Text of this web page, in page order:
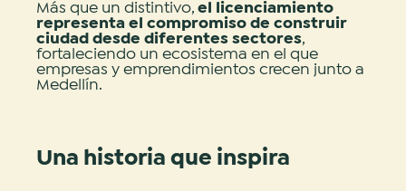
Más que un distintivo, el licenciamiento
representa el compromiso de construir
ciudad desde diferentes sectores,
fortaleciendo un ecosistema en el que
empresas y emprendimientos crecen junto a
Medellín.
Una historia que inspira